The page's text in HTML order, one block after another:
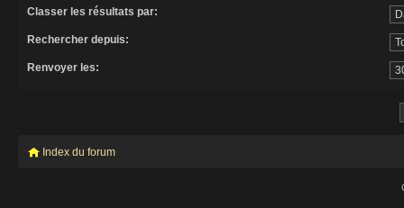
Classer les résultats par:
Rechercher depuis:
Renvoyer les:
Index du forum